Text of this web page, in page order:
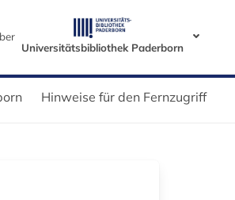
Universitätsbibliothek Paderborn
Hinweise für den Fernzugriff